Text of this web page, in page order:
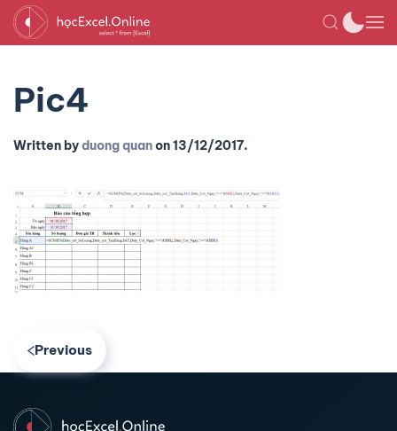
Pic4
Written byduong quanon13/12/2017.
Previous